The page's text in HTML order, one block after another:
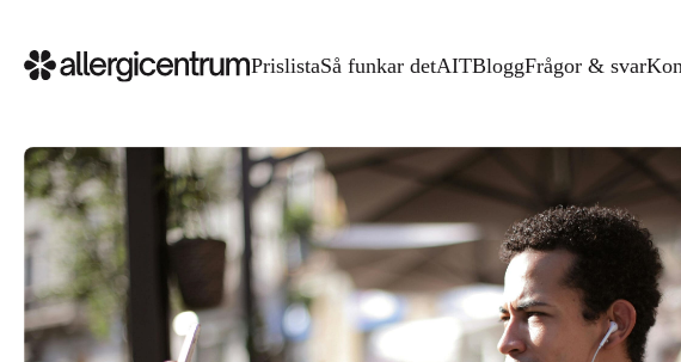
PrislistaSå funkar detAITBloggFrågor & svar